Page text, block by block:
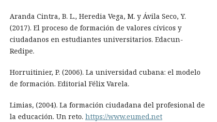
Aranda Cintra, B. L., Heredia Vega, M. y Ávila Seco, Y.
(2017). El proceso de formación de valores cívicos y
ciudadanos en estudiantes universitarios. Edacun-
Redipe.
Horruitinier, P. (2006). La universidad cubana: el modelo
de formación. Editorial Félix Varela.
Limias, (2004). La formación ciudadana del profesional de
la educación. Un reto. https://www.eumed.net